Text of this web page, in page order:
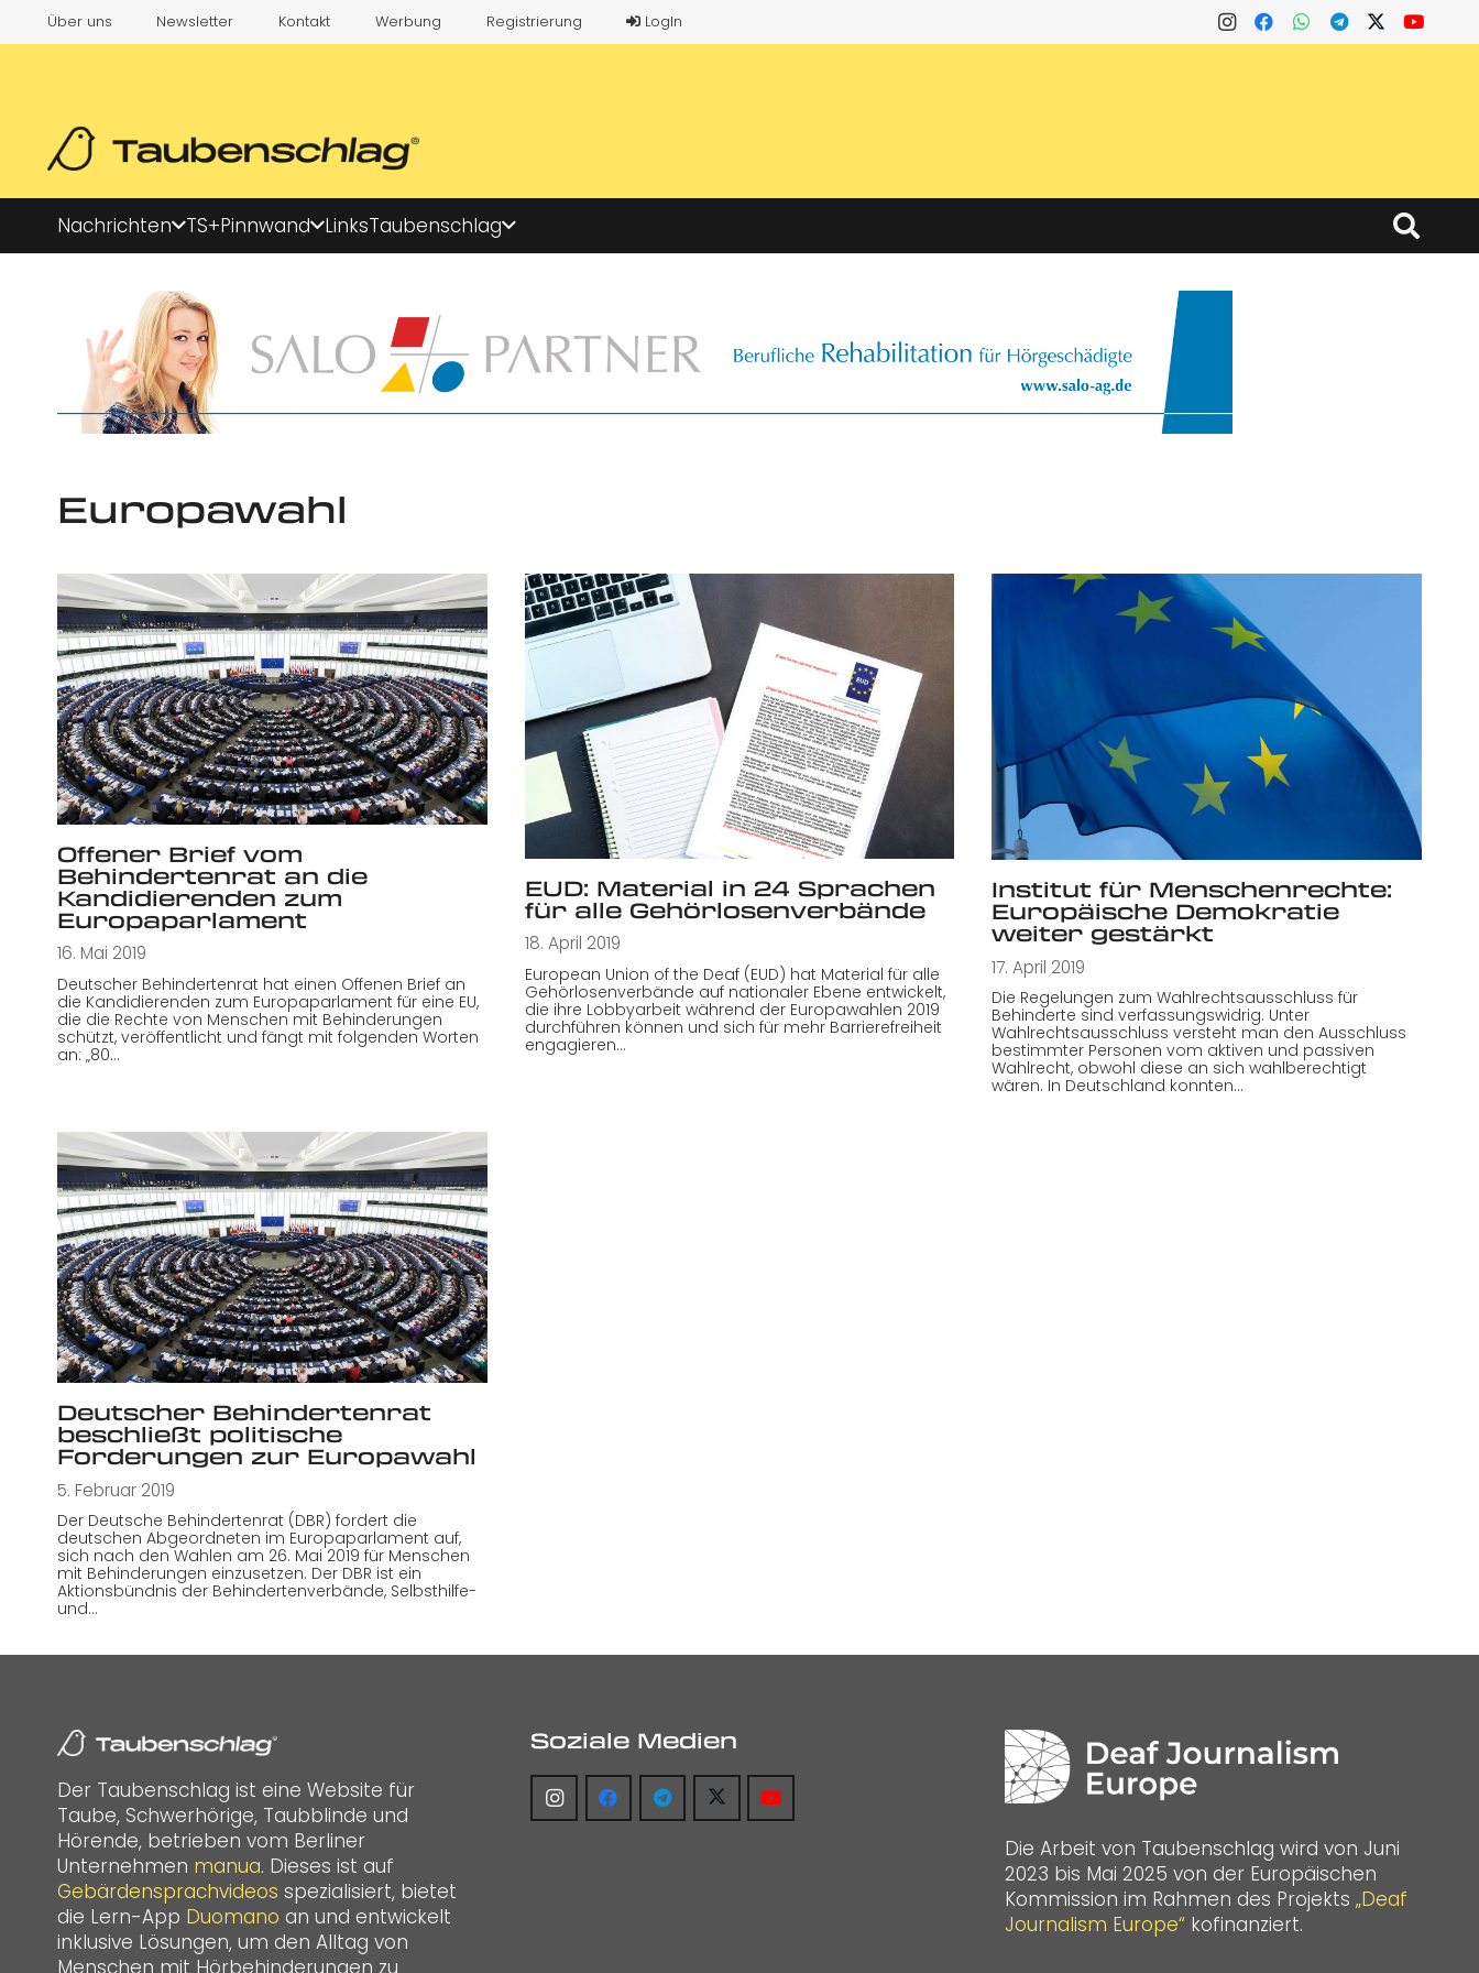
Über uns Newsletter Kontakt Werbung Registrierung LogIn
Nachrichten TS+Pinnwand LinksTaubenschlag
Europawahl
Offener Brief vom
Behindertenrat an die
Kandidierenden zum
Europaparlament
16. Mai 2019
Deutscher Behindertenrat hat einen Offenen Brief an
die Kandidierenden zum Europaparlament für eine EU,
die die Rechte von Menschen mit Behinderungen
schützt, veröffentlicht und fängt mit folgenden Worten
an: „80…
EUD: Material in 24 Sprachen
für alle Gehörlosenverbände
18. April 2019
European Union of the Deaf (EUD) hat Material für alle
Gehörlosenverbände auf nationaler Ebene entwickelt,
die ihre Lobbyarbeit während der Europawahlen 2019
durchführen können und sich für mehr Barrierefreiheit
engagieren…
Institut für Menschenrechte:
Europäische Demokratie
weiter gestärkt
17. April 2019
Die Regelungen zum Wahlrechtsausschluss für
Behinderte sind verfassungswidrig. Unter
Wahlrechtsausschluss versteht man den Ausschluss
bestimmter Personen vom aktiven und passiven
Wahlrecht, obwohl diese an sich wahlberechtigt
wären. In Deutschland konnten…
Deutscher Behindertenrat
beschließt politische
Forderungen zur Europawahl
5. Februar 2019
Der Deutsche Behindertenrat (DBR) fordert die
deutschen Abgeordneten im Europaparlament auf,
sich nach den Wahlen am 26. Mai 2019 für Menschen
mit Behinderungen einzusetzen. Der DBR ist ein
Aktionsbündnis der Behindertenverbände, Selbsthilfe-
und…
Der Taubenschlag ist eine Website für
Taube, Schwerhörige, Taubblinde und
Hörende, betrieben vom Berliner
Unternehmen manua. Dieses ist auf
Gebärdensprachvideos spezialisiert, bietet
die Lern-App Duomano an und entwickelt
inklusive Lösungen, um den Alltag von
Menschen mit Hörbehinderungen zu
Soziale Medien
Die Arbeit von Taubenschlag wird von Juni
2023 bis Mai 2025 von der Europäischen
Kommission im Rahmen des Projekts „Deaf
Journalism Europe“ kofinanziert.